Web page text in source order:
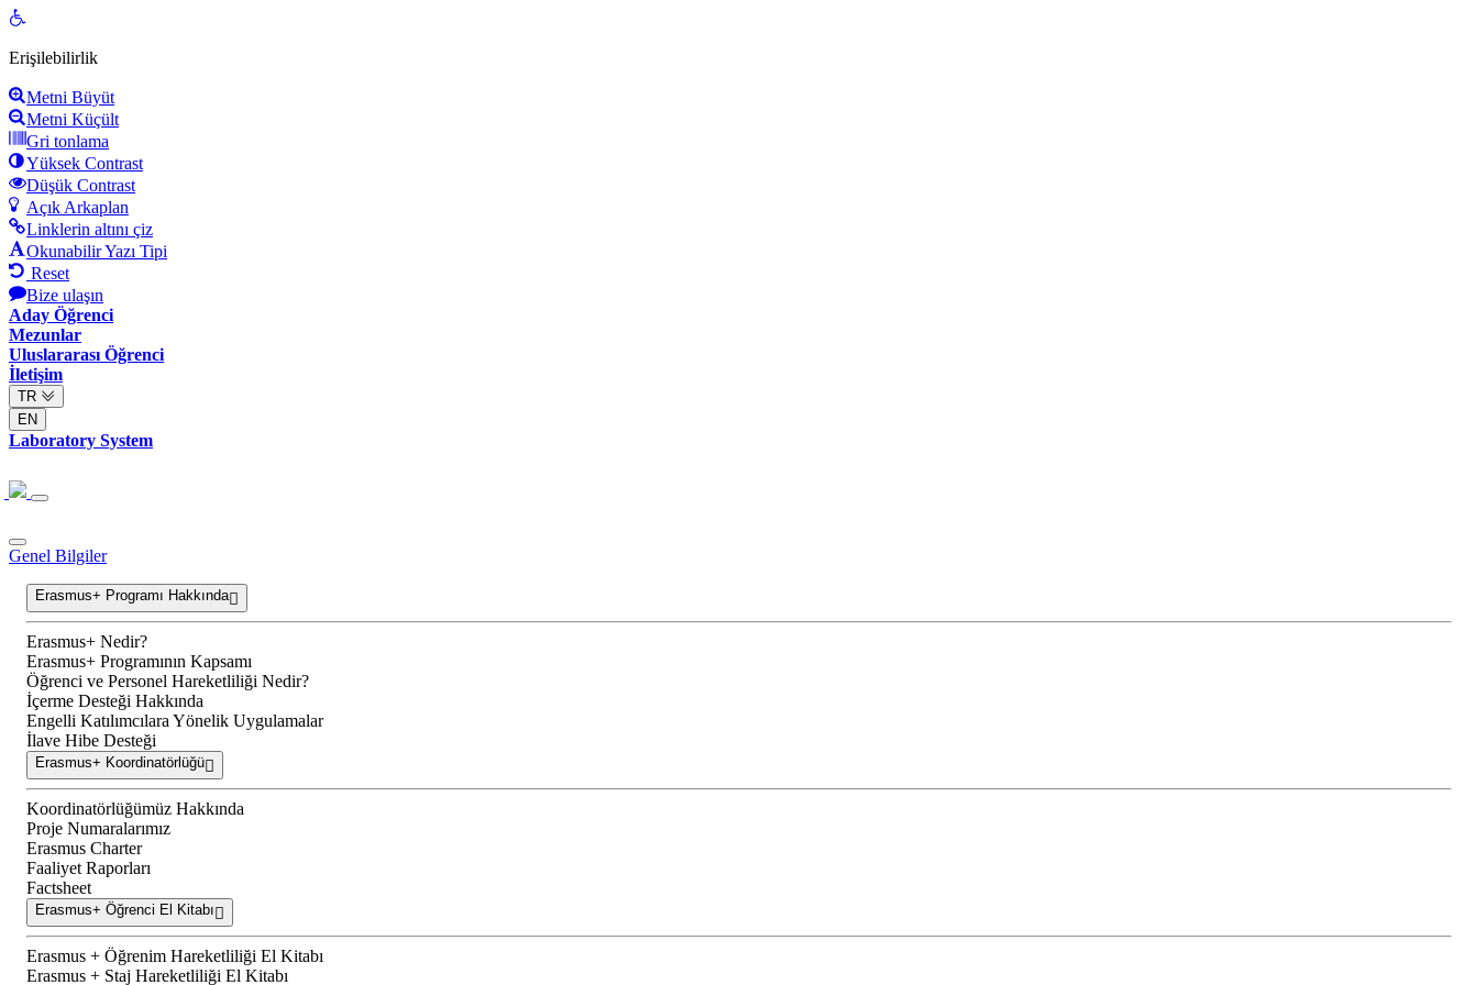
Open
Erişilebilirlik
Metni Büyüt
Metni Küçült
Gri tonlama
Yüksek Contrast
Düşük Contrast
Açık Arkaplan
Linklerin altını çiz
Okunabilir Yazı Tipi
Reset
Bize ulaşın
Aday Öğrenci
Mezunlar
Uluslararası Öğrenci
İletişim
TR
EN
Laboratory System
Genel Bilgiler
Erasmus+ Programı Hakkında
Erasmus+ Nedir?
Erasmus+ Programının Kapsamı
Öğrenci ve Personel Hareketliliği Nedir?
İçerme Desteği Hakkında
Engelli Katılımcılara Yönelik Uygulamalar
İlave Hibe Desteği
Erasmus+ Koordinatörlüğü
Koordinatörlüğümüz Hakkında
Proje Numaralarımız
Erasmus Charter
Faaliyet Raporları
Factsheet
Erasmus+ Öğrenci El Kitabı
Erasmus + Öğrenim Hareketliliği El Kitabı
Erasmus + Staj Hareketliliği El Kitabı